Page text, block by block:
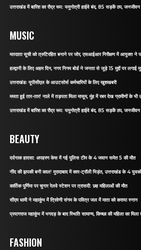
उत्तराखंड में बारिश का रौद्र रूप: यमुनोत्री हाईवे बंद, 85 सड़कें ठप, जनजीवन
MUSIC
मतदाता सूची को त्रुटिरहित बनाने पर जोर, एसआईआर निरीक्षण में आयुक्त ने
हल्द्वानी के लिए अहम दिन, नगर निगम बोर्ड ने जनता से जुड़े 15 मुद्दों पर लगाई
उत्तराखंडः यूपीसीएल के आउटसोर्स कर्मचारियों के लिए खुशखबरी
ममता हुई तार-तार! नाले में तड़पता मिला मासूम, मुंह में रबर देख ग्रामीणों के भी
उत्तराखंड में बारिश का रौद्र रूप: यमुनोत्री हाईवे बंद, 85 सड़कें ठप, जनजीवन
BEAUTY
दर्दनाक हादसा: अपहरण केस में गई पुलिस टीम के 4 जवान समेत 5 की मौत
नींद की झपकी बनी काल! मुरादाबाद में कार-ट्रॉली भिड़ंत, उत्तराखंड के 4
कार्तिक पूर्णिमा पर चुनार रेलवे स्टेशन पर त्रासदी: छह महिलाओं की मौत
सीएम धामी ने महाकुंभ में त्रिवेणी संगम के पवित्र जल में माता को कराया स्नान
प्रयागराज महाकुंभ में भगदड़ के बाद स्थिति सामान्य, किच्छा की महिला का मिला
FASHION